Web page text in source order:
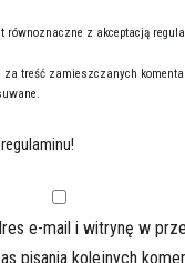
równoznaczne z akceptacją
za treść zamieszczanych
e-mail i witrynę w
pisania kolejnych